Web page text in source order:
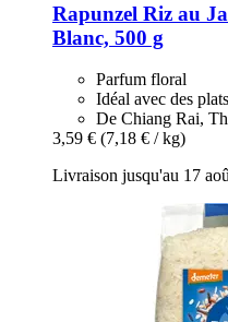
Rapunzel Riz au
Blanc, 500 g
Parfum floral
Idéal avec des
De Chiang Rai,
3,59 € (7,18 € / kg)
Livraison jusqu'au 17